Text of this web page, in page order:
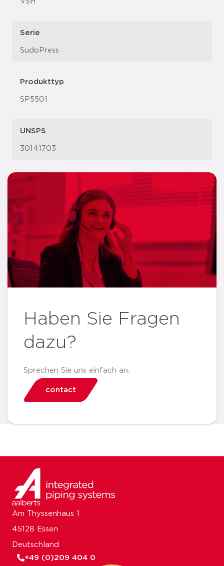
Serie
SudoPress
Produkttyp
SP5501
UNSPS
30141703
Haben Sie Fragen
dazu?
Sprechen Sie uns einfach an.
contact
Am Thyssenhaus 1
45128 Essen
Deutschland
+49 (0)209 404 0